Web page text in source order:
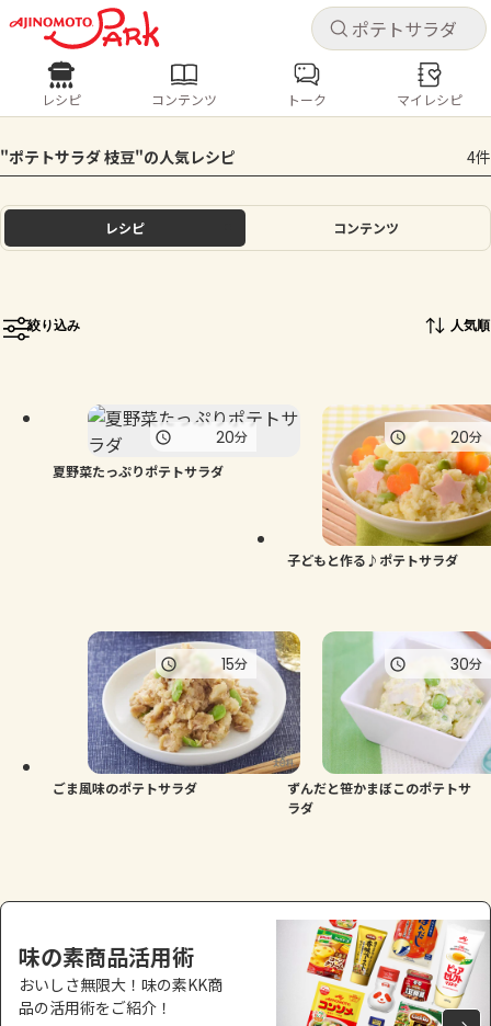
キャ
ログインするとレシピを保存できます
ログイン
ホーム
トーク
キャ
レシピ コンテンツ
人気の食材・レシピ
きゅうり なす トマト とうもろこし
ピーマン
レシピ コンテンツ トーク マイレシピ
"ポテトサラダ 枝豆"の人気レシピ 4件
レシピ コンテンツ
絞り込み 人気順
夏野菜たっぷりポテトサラダ
20分
子どもと作る♪ポテトサラダ
20分
ごま風味のポテトサラダ
15分
ずんだと笹かまぼこのポテトサ
ラダ
30分
味の素商品活用術
おいしさ無限大！味の素KK商
品の活用術をご紹介！